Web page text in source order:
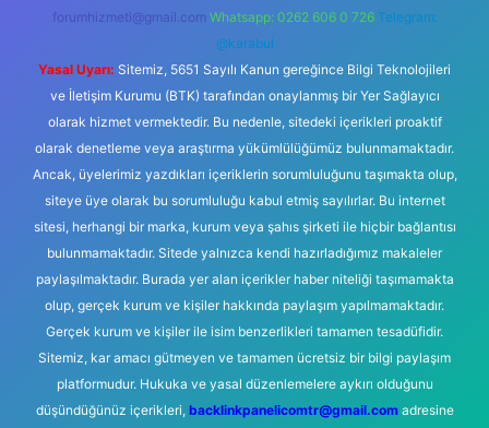
forumhizmeti@gmail.com Whatsapp: 0262 606 0 726 Telegram:
@karabul
Yasal Uyarı: Sitemiz, 5651 Sayılı Kanun gereğince Bilgi Teknolojileri
ve İletişim Kurumu (BTK) tarafından onaylanmış bir Yer Sağlayıcı
olarak hizmet vermektedir. Bu nedenle, sitedeki içerikleri proaktif
olarak denetleme veya araştırma yükümlülüğümüz bulunmamaktadır.
Ancak, üyelerimiz yazdıkları içeriklerin sorumluluğunu taşımakta olup,
siteye üye olarak bu sorumluluğu kabul etmiş sayılırlar. Bu internet
sitesi, herhangi bir marka, kurum veya şahıs şirketi ile hiçbir bağlantısı
bulunmamaktadır. Sitede yalnızca kendi hazırladığımız makaleler
paylaşılmaktadır. Burada yer alan içerikler haber niteliği taşımamakta
olup, gerçek kurum ve kişiler hakkında paylaşım yapılmamaktadır.
Gerçek kurum ve kişiler ile isim benzerlikleri tamamen tesadüfidir.
Sitemiz, kar amacı gütmeyen ve tamamen ücretsiz bir bilgi paylaşım
platformudur. Hukuka ve yasal düzenlemelere aykırı olduğunu
düşündüğünüz içerikleri, backlinkpanelicomtr@gmail.comadresine